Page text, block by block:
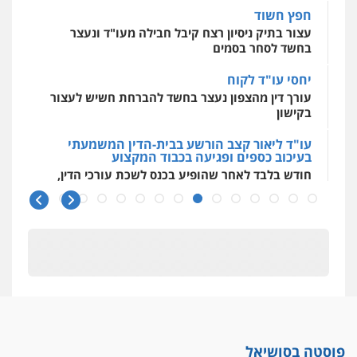
חפץ חשוד
עצור בתיק ניסיון רצח קיבל חבילה מעו"ד ונעצר
בחשד לסחר בסמים
יחסי עו"ד לקוח
עורך דין מהצפון נעצר בחשד להברחת חשיש לעצור
בקישון
עו"ד ליאור קצב הורשע בבית-הדין המשמעתי
בעיכוב כספים ופגיעה בכבוד המקצוע
חודש בלבד לאחר שהופיע בכנס לשכת עורכי הדין,
קצב הורשע
אלה המינויים
פוסטה בסושיאל